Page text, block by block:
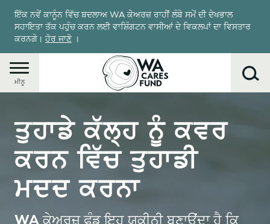
Skip
main
content
ਇੱਕ ਨਵੇਂ ਕਾਨੂੰਨ ਵਿੱਚ ਬਦਲਾਅ WA ਕੇਅਰਜ਼ ਰਾਹੀਂ ਲੰਬੇ ਸਮੇਂ ਦੀ ਦੇਖਭਾਲ
ਸਹਾਇਤਾ ਤੱਕ ਪਹੁੰਚ ਕਰਨ ਲਈ ਵਾਸ਼ਿੰਗਟਨ ਵਾਸੀਆਂ ਦੇ ਵਿਕਲਪਾਂ ਦਾ ਵਿਸਤਾਰ
ਕਰਨਗੇ। ਹੋਰ ਜਾਣੋ।
ਮੀਨੂ
ਤੁਹਾਡੇ ਕੱਲ੍ਹ ਨੂੰ ਕਵਰ
ਕਰਨ ਵਿੱਚ ਤੁਹਾਡੀ
ਮਦਦ ਕਰਨਾ
WA ਕੇਅਰਜ਼ ਫੰਡ ਇਹ ਯਕੀਨੀ ਬਣਾਉਂਦਾ ਹੈ ਕਿ